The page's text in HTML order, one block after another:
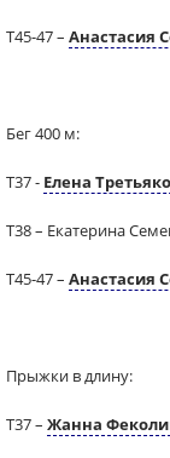
Т45-47 – Анастасия
Бег 400 м:
Т37 - Елена
Т38 – Екатерина
Т45-47 – Анастасия
Прыжки в длину:
Т37 – Жанна